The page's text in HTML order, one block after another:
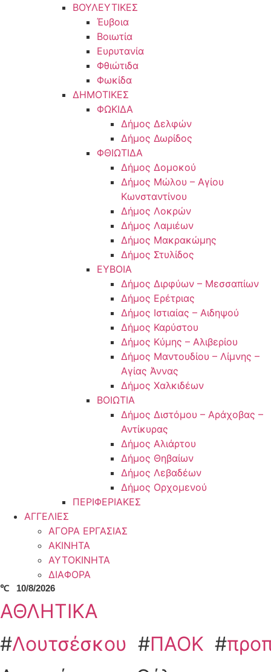
ΒΟΥΛΕΥΤΙΚΕΣ
Έυβοια
Βοιωτία
Ευρυτανία
Φθιώτιδα
Φωκίδα
ΔΗΜΟΤΙΚΕΣ
ΦΩΚΙΔΑ
Δήμος Δελφών
Δήμος Δωρίδος
ΦΘΙΩΤΙΔΑ
Δήμος Δομοκού
Δήμος Μώλου – Αγίου
Κωνσταντίνου
Δήμος Λοκρών
Δήμος Λαμιέων
Δήμος Μακρακώμης
Δήμος Στυλίδος
ΕΥΒΟΙΑ
Δήμος Διρφύων – Μεσσαπίων
Δήμος Ερέτριας
Δήμος Ιστιαίας – Αιδηψού
Δήμος Καρύστου
Δήμος Κύμης – Αλιβερίου
Δήμος Μαντουδίου – Λίμνης –
Αγίας Άννας
Δήμος Χαλκιδέων
ΒΟΙΩΤΙΑ
Δήμος Διστόμου – Αράχοβας –
Αντίκυρας
Δήμος Αλιάρτου
Δήμος Θηβαίων
Δήμος Λεβαδέων
Δήμος Ορχομενού
ΠΕΡΙΦΕΡΙΑΚΕΣ
ΑΓΓΕΛΙΕΣ
ΑΓΟΡΑ ΕΡΓΑΣΙΑΣ
ΑΚΙΝΗΤΑ
ΑΥΤΟΚΙΝΗΤΑ
ΔΙΑΦΟΡΑ
℃ 10/8/2026
ΑΘΛΗΤΙΚΑ
#Λουτσέσκου #ΠΑΟΚ #